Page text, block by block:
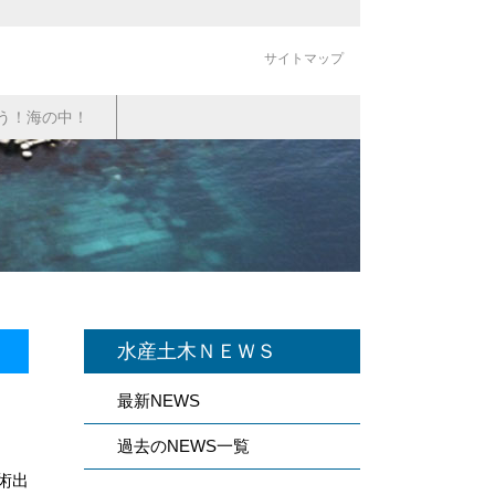
サイトマップ
！海の中！
出
水産土木ＮＥＷＳ
最新NEWS
過去のNEWS一覧